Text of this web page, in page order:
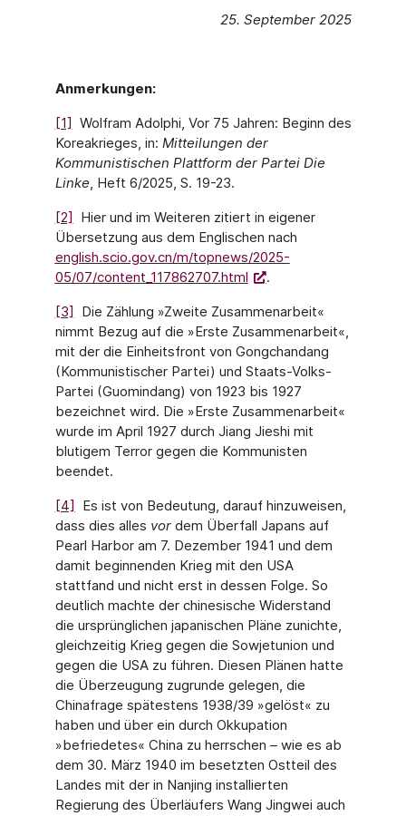
25. September 2025
Anmerkungen:
[1] Wolfram Adolphi, Vor 75 Jahren: Beginn des
Koreakrieges, in: Mitteilungen der
Kommunistischen Plattform der Partei Die
Linke, Heft 6/2025, S. 19-23.
[2] Hier und im Weiteren zitiert in eigener
Übersetzung aus dem Englischen nach
english.scio.gov.cn/m/topnews/2025-
05/07/content_117862707.html
.
[3] Die Zählung »Zweite Zusammenarbeit«
nimmt Bezug auf die »Erste Zusammenarbeit«,
mit der die Einheitsfront von Gongchandang
(Kommunistischer Partei) und Staats-Volks-
Partei (Guomindang) von 1923 bis 1927
bezeichnet wird. Die »Erste Zusammenarbeit«
wurde im April 1927 durch Jiang Jieshi mit
blutigem Terror gegen die Kommunisten
beendet.
[4] Es ist von Bedeutung, darauf hinzuweisen,
dass dies alles vor dem Überfall Japans auf
Pearl Harbor am 7. Dezember 1941 und dem
damit beginnenden Krieg mit den USA
stattfand und nicht erst in dessen Folge. So
deutlich machte der chinesische Widerstand
die ursprünglichen japanischen Pläne zunichte,
gleichzeitig Krieg gegen die Sowjetunion und
gegen die USA zu führen. Diesen Plänen hatte
die Überzeugung zugrunde gelegen, die
Chinafrage spätestens 1938/39 »gelöst« zu
haben und über ein durch Okkupation
»befriedetes« China zu herrschen – wie es ab
dem 30. März 1940 im besetzten Ostteil des
Landes mit der in Nanjing installierten
Regierung des Überläufers Wang Jingwei auch